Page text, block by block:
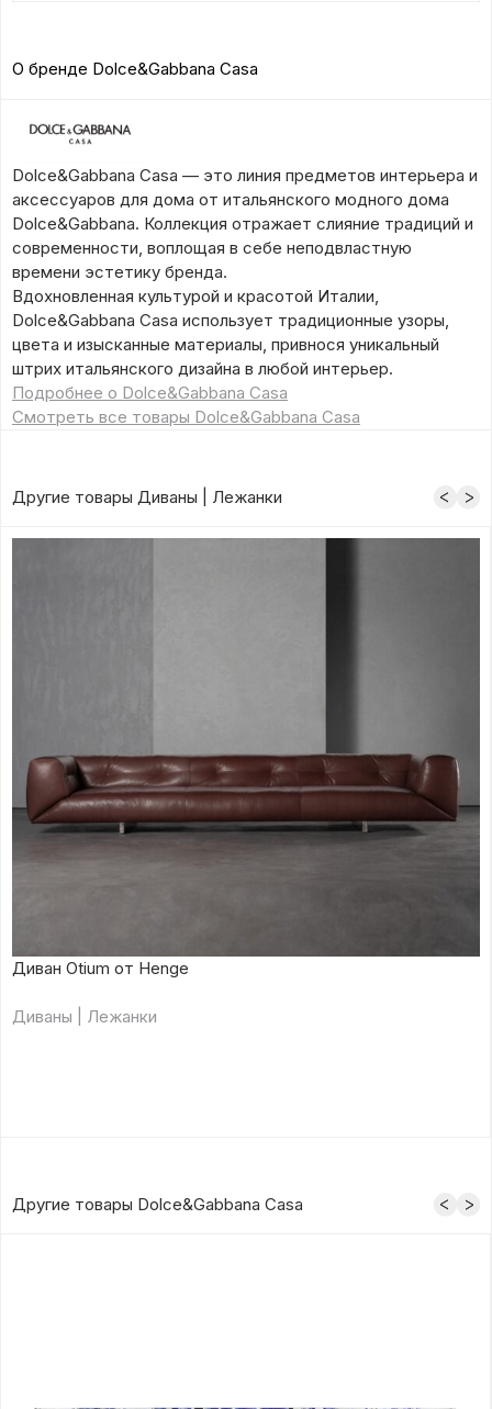
О бренде Dolce&Gabbana Casa
Dolce&Gabbana Casa — это линия предметов интерьера и
аксессуаров для дома от итальянского модного дома
Dolce&Gabbana. Коллекция отражает слияние традиций и
современности, воплощая в себе неподвластную
времени эстетику бренда.
Вдохновленная культурой и красотой Италии,
Dolce&Gabbana Casa использует традиционные узоры,
цвета и изысканные материалы, привнося уникальный
штрих итальянского дизайна в любой интерьер.
Подробнее о Dolce&Gabbana Casa
Смотреть все товары Dolce&Gabbana Casa
Другие товары Диваны | Лежанки
Диван Otium от Henge
Диваны | Лежанки
Другие товары Dolce&Gabbana Casa